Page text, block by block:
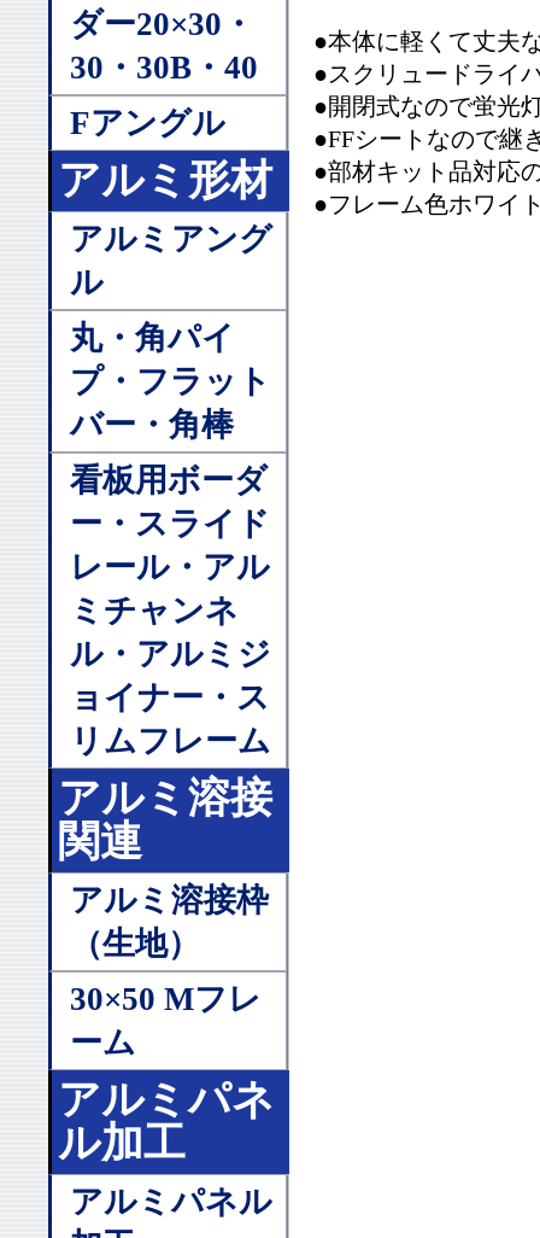
ダー20×30・
30・30B・40
Fアングル
アルミ形材
アルミアング
ル
丸・角パイ
プ・フラット
バー・角棒
看板用ボーダ
ー・スライド
レール・アル
ミチャンネ
ル・アルミジ
ョイナー・ス
リムフレーム
アルミ溶接
関連
アルミ溶接枠
（生地）
30×50 Mフレ
ーム
アルミパネ
ル加工
アルミパネル
●本体に軽くて丈夫
●スクリュードライ
●開閉式なので蛍光
●FFシートなので継
●部材キット品対応
●フレーム色ホワイ